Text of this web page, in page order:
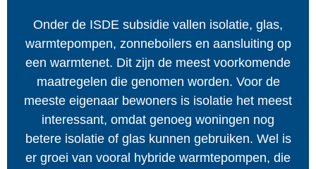
Onder de ISDE subsidie vallen isolatie, glas,
warmtepompen, zonneboilers en aansluiting op
een warmtenet. Dit zijn de meest voorkomende
maatregelen die genomen worden. Voor de
meeste eigenaar bewoners is isolatie het meest
interessant, omdat genoeg woningen nog
betere isolatie of glas kunnen gebruiken. Wel is
er groei van vooral hybride warmtepompen, die